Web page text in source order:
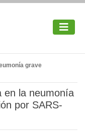
grave
en la neumonía
por SARS-